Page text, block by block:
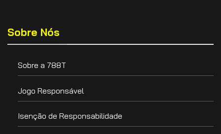
Sobre Nós
Sobre a 788T
Jogo Responsável
Isenção de Responsabilidade